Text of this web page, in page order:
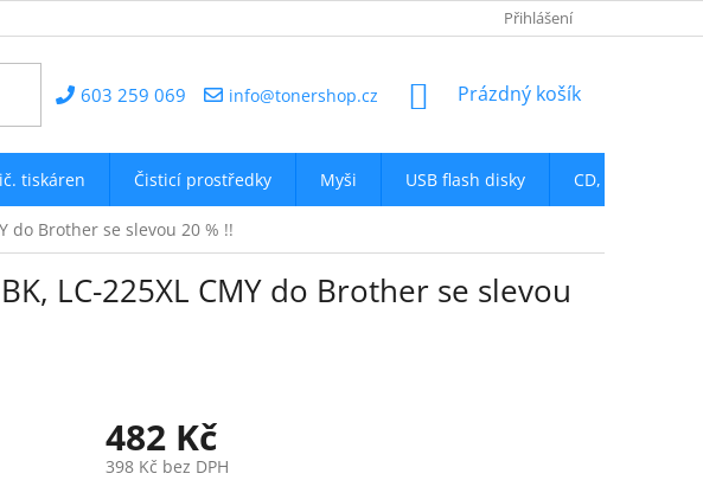
OSOBNÍCH ÚDAJŮ Přihlášení
603 259 069 info@tonershop.cz
NÁKUPNÍ
Prázdný košík
tiskáren Čisticí prostředky Myši USB flash disky CD, DVD
do Brother se slevou 20 % !!
LC-225XL CMY do Brother se slevou
482 Kč
398 Kč bez DPH